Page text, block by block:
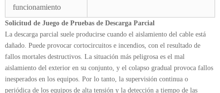
funcionamiento
Solicitud de Juego de Pruebas de Descarga Parcial
La descarga parcial suele producirse cuando el aislamiento del cable está
dañado. Puede provocar cortocircuitos e incendios, con el resultado de
fallos mortales destructivos. La situación más peligrosa es el mal
aislamiento del exterior en su conjunto, y el colapso gradual provoca fallos
inesperados en los equipos. Por lo tanto, la supervisión continua o
periódica de los equipos de alta tensión y la detección a tiempo de las